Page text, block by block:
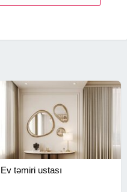
Ev təmiri ustası